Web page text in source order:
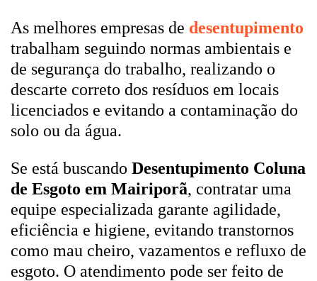
As melhores empresas de desentupimento
trabalham seguindo normas ambientais e
de segurança do trabalho, realizando o
descarte correto dos resíduos em locais
licenciados e evitando a contaminação do
solo ou da água.
Se está buscando Desentupimento Coluna
de Esgoto em Mairiporã, contratar uma
equipe especializada garante agilidade,
eficiência e higiene, evitando transtornos
como mau cheiro, vazamentos e refluxo de
esgoto. O atendimento pode ser feito de